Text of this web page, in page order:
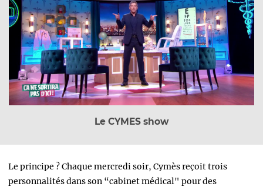
Le CYMES show
Le principe ? Chaque mercredi soir, Cymès reçoit trois
personnalités dans son “cabinet médical" pour des